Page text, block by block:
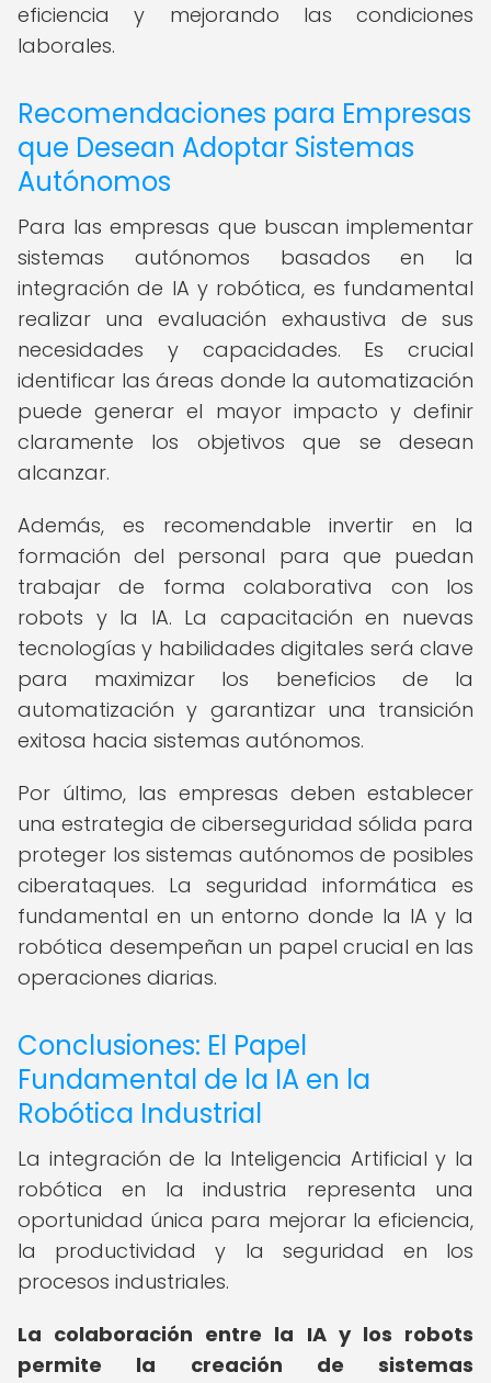
eficiencia y mejorando las condiciones
laborales.
Recomendaciones para Empresas
que Desean Adoptar Sistemas
Autónomos
Para las empresas que buscan implementar
sistemas autónomos basados en la
integración de IA y robótica, es fundamental
realizar una evaluación exhaustiva de sus
necesidades y capacidades. Es crucial
identificar las áreas donde la automatización
puede generar el mayor impacto y definir
claramente los objetivos que se desean
alcanzar.
Además, es recomendable invertir en la
formación del personal para que puedan
trabajar de forma colaborativa con los
robots y la IA. La capacitación en nuevas
tecnologías y habilidades digitales será clave
para maximizar los beneficios de la
automatización y garantizar una transición
exitosa hacia sistemas autónomos.
Por último, las empresas deben establecer
una estrategia de ciberseguridad sólida para
proteger los sistemas autónomos de posibles
ciberataques. La seguridad informática es
fundamental en un entorno donde la IA y la
robótica desempeñan un papel crucial en las
operaciones diarias.
Conclusiones: El Papel
Fundamental de la IA en la
Robótica Industrial
La integración de la Inteligencia Artificial y la
robótica en la industria representa una
oportunidad única para mejorar la eficiencia,
la productividad y la seguridad en los
procesos industriales.
La colaboración entre la IA y los robots
permite la creación de sistemas